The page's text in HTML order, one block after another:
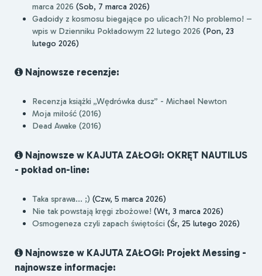
marca 2026 (Sob, 7 marca 2026)
Gadoidy z kosmosu biegające po ulicach?! No problemo! –
wpis w Dzienniku Pokładowym 22 lutego 2026 (Pon, 23
lutego 2026)
Najnowsze recenzje:
Recenzja książki „Wędrówka dusz” - Michael Newton
Moja miłość (2016)
Dead Awake (2016)
Najnowsze w KAJUTA ZAŁOGI: OKRĘT NAUTILUS
- pokład on-line:
Taka sprawa... ;) (Czw, 5 marca 2026)
Nie tak powstają kręgi zbożowe! (Wt, 3 marca 2026)
Osmogeneza czyli zapach świętości (Śr, 25 lutego 2026)
Najnowsze w KAJUTA ZAŁOGI: Projekt Messing -
najnowsze informacje: